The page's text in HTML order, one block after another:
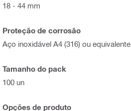
18 - 44 mm
Proteção de corrosão
Aço inoxidável A4 (316) ou equivalente
Tamanho do pack
100 un
Opções de produto